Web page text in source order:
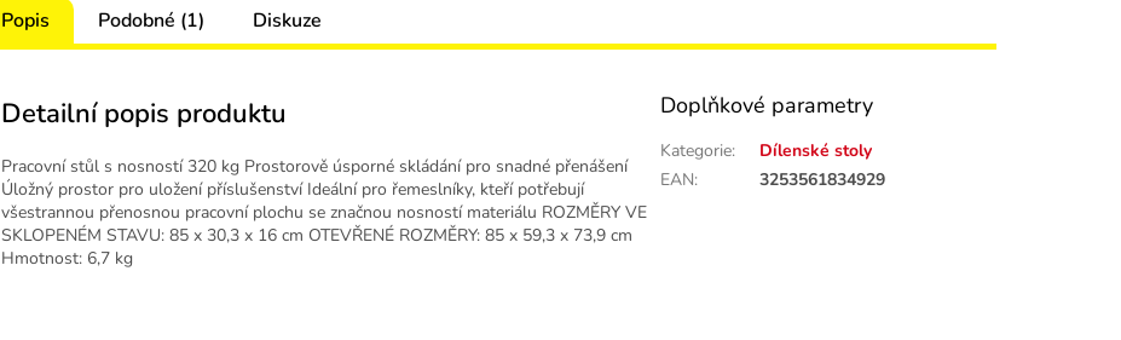
Popis Podobné (1) Diskuze
Detailní popis produktu
Pracovní stůl s nosností 320 kg Prostorově úsporné skládání pro snadné přenášení
Úložný prostor pro uložení příslušenství Ideální pro řemeslníky, kteří potřebují
všestrannou přenosnou pracovní plochu se značnou nosností materiálu ROZMĚRY VE
SKLOPENÉM STAVU: 85 x 30,3 x 16 cm OTEVŘENÉ ROZMĚRY: 85 x 59,3 x 73,9 cm
Hmotnost: 6,7 kg
Doplňkové parametry
Kategorie:
Dílenské stoly
EAN: 3253561834929